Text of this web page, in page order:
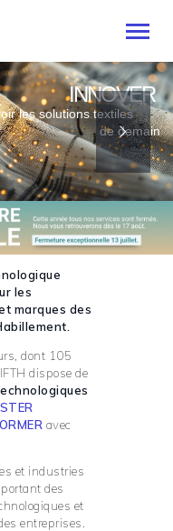
INNOVER
les solutions textiles
de demain
les
marques des
dont 105
dispose de
avec
et industries
des
et
entreprises.